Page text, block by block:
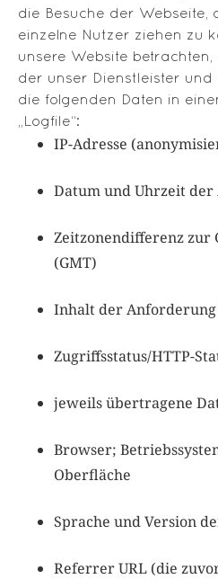
die Besuche der Webseite,
einzelne Nutzer ziehen zu
unsere Website
der unser Dienstleister und
die folgenden Daten in
„Logfile“:
IP-Adresse
Datum und Uhrzeit der
Zeitzonendifferenz zur
(GMT)
Inhalt der
Zugriffsstatus/HTTP-
jeweils übertragene
Browser;
Oberfläche
Sprache und Version
Referrer URL (die